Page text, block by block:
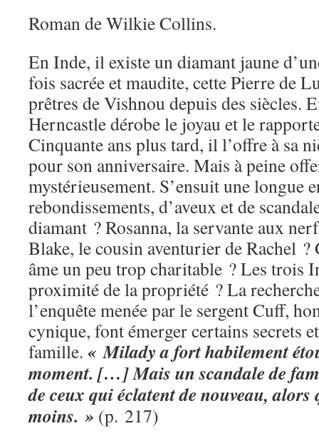
Roman de Wilkie Collins.
En Inde, il existe un diamant jaune
fois sacrée et maudite, cette Pierre de
prêtres de Vishnou depuis des siècles.
Herncastle dérobe le joyau et le
Cinquante ans plus tard, il l’offre à sa
pour son anniversaire. Mais à peine
mystérieusement. S’ensuit une longue
rebondissements, d’aveux et de
diamant ? Rosanna, la servante aux
Blake, le cousin aventurier de Rachel
âme un peu trop charitable ? Les trois
proximité de la propriété ? La
l’enquête menée par le sergent Cuff,
cynique, font émerger certains secrets
famille. « Milady a fort habilement
moment. […] Mais un scandale de
de ceux qui éclatent de nouveau, alors
moins. » (p. 217)